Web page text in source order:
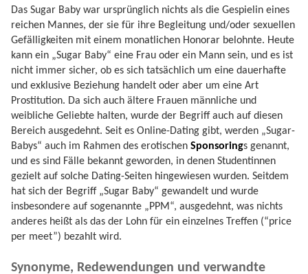
Das Sugar Baby war ursprünglich nichts als die Gespielin eines
reichen Mannes, der sie für ihre Begleitung und/oder sexuellen
Gefälligkeiten mit einem monatlichen Honorar belohnte. Heute
kann ein „Sugar Baby“ eine Frau oder ein Mann sein, und es ist
nicht immer sicher, ob es sich tatsächlich um eine dauerhafte
und exklusive Beziehung handelt oder aber um eine Art
Prostitution. Da sich auch ältere Frauen männliche und
weibliche Geliebte halten, wurde der Begriff auch auf diesen
Bereich ausgedehnt. Seit es Online-Dating gibt, werden „Sugar-
Babys“ auch im Rahmen des erotischen Sponsorings genannt,
und es sind Fälle bekannt geworden, in denen Studentinnen
gezielt auf solche Dating-Seiten hingewiesen wurden. Seitdem
hat sich der Begriff „Sugar Baby“ gewandelt und wurde
insbesondere auf sogenannte „PPM“, ausgedehnt, was nichts
anderes heißt als das der Lohn für ein einzelnes Treffen (“price
per meet”) bezahlt wird.
Synonyme, Redewendungen und verwandte